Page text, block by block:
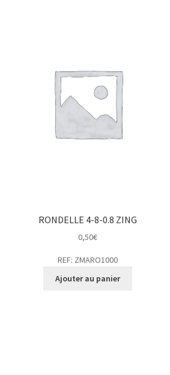
RONDELLE 4-8-0.8 ZING
0,50€
REF: ZMARO1000
Ajouter au panier